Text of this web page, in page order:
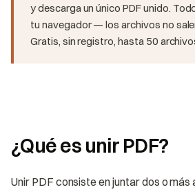
y descarga un único PDF unido.
tu navegador — los archivos no
Gratis, sin registro, hasta 50
¿Qué es unir PDF?
Unir PDF consiste en juntar dos o más